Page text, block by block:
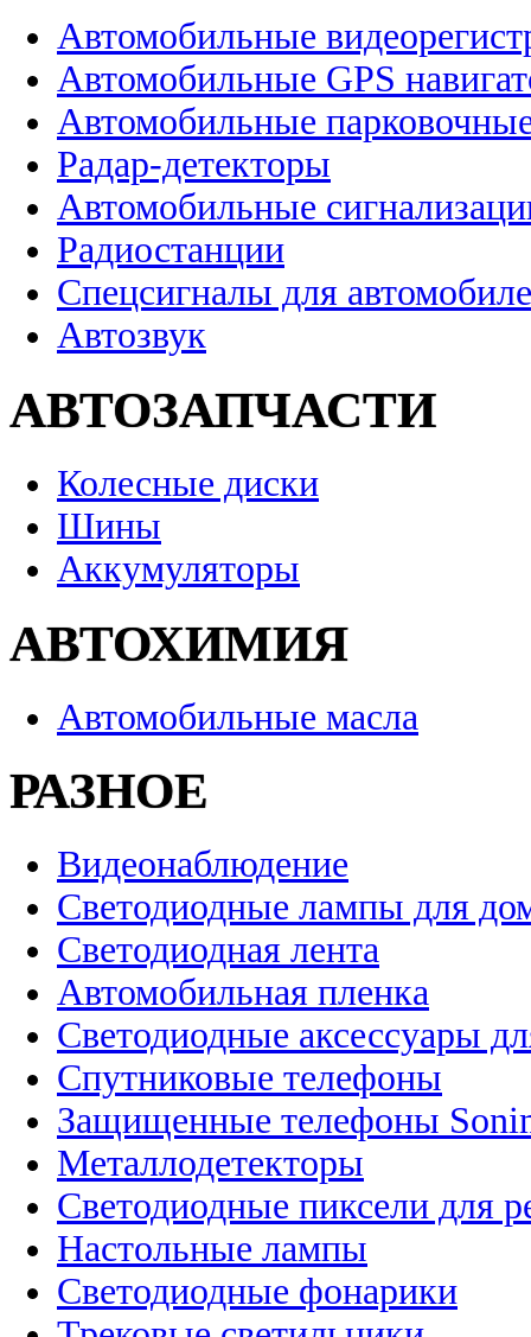
Автомобильные
Автомобильные GPS
Автомобильные
Радар-детекторы
Автомобильные
Радиостанции
Спецсигналы для
Автозвук
АВТОЗАПЧАСТИ
Колесные диски
Шины
Аккумуляторы
АВТОХИМИЯ
Автомобильные масла
РАЗНОЕ
Видеонаблюдение
Светодиодные лампы для
Светодиодная лента
Автомобильная пленка
Светодиодные аксессуары
Спутниковые телефоны
Защищенные телефоны
Металлодетекторы
Светодиодные пиксели для
Настольные лампы
Светодиодные фонарики